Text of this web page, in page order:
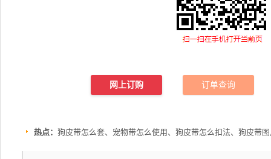
网上订购 订单查询
热点： 狗皮带怎么套、宠物带怎么使用、狗皮带怎么扣法、狗皮带